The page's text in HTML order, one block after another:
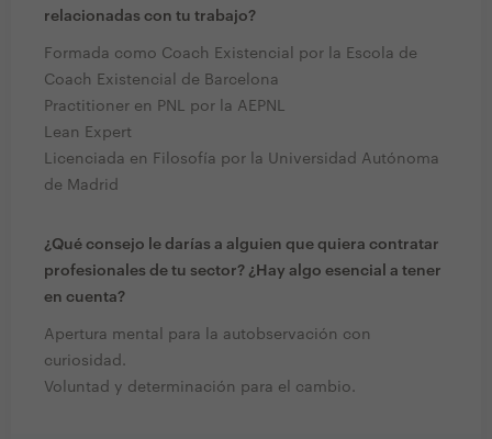
relacionadas con tu trabajo?
Formada como Coach Existencial por la Escola de
Coach Existencial de Barcelona
Practitioner en PNL por la AEPNL
Lean Expert
Licenciada en Filosofía por la Universidad Autónoma
de Madrid
¿Qué consejo le darías a alguien que quiera contratar
profesionales de tu sector? ¿Hay algo esencial a tener
en cuenta?
Apertura mental para la autobservación con
curiosidad.
Voluntad y determinación para el cambio.